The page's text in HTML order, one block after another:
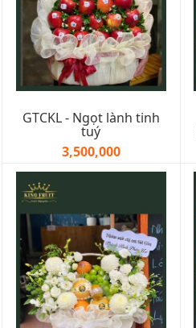
GTCKL - Ngọt lành tinh
tuý
3,500,000